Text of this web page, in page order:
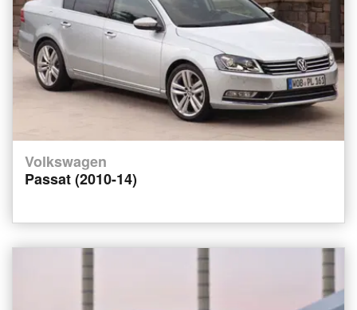
Volkswagen
Passat (2010-14)